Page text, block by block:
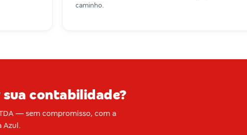
caminho.
contabilidade?
— sem compromisso, com a
Azul.